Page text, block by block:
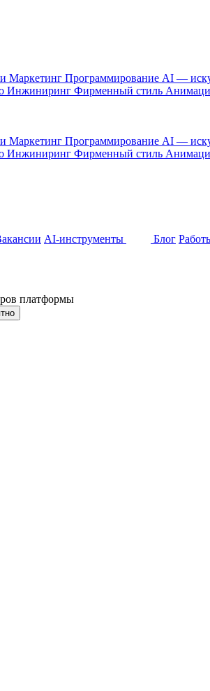
Маркетинг Программирование AI —
Инжиниринг Фирменный стиль
Маркетинг Программирование AI —
Инжиниринг Фирменный стиль
AI-инструменты Блог
платформы